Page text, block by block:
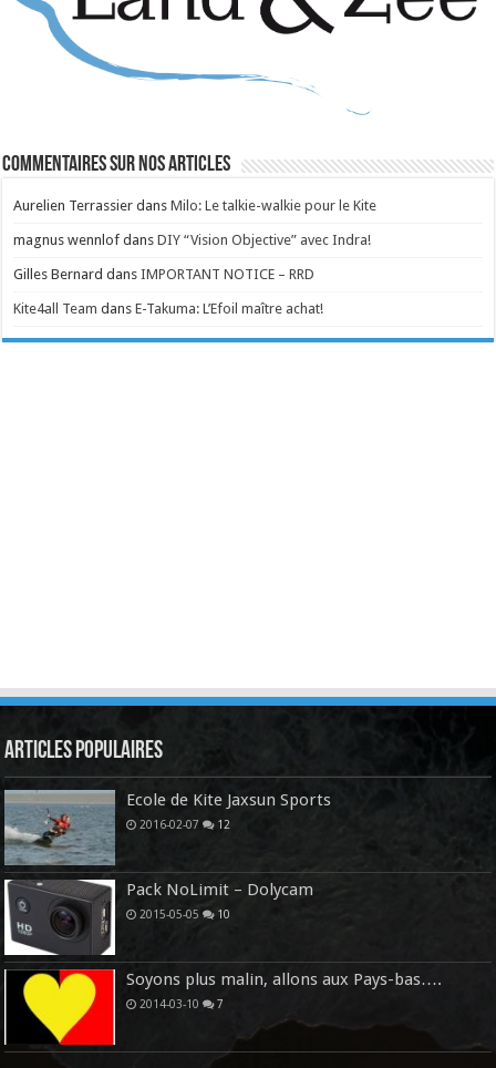
Commentaires sur nos articles
Aurelien Terrassier dansMilo: Le talkie-walkie pour le Kite
magnus wennlof dansDIY “Vision Objective” avec Indra!
Gilles Bernard dansIMPORTANT NOTICE – RRD
Kite4all Team dansE-Takuma: L’Efoil maître achat!
Articles Populaires
Ecole de Kite Jaxsun Sports
2016-02-07 12
Pack NoLimit – Dolycam
2015-05-05 10
Soyons plus malin, allons aux Pays-bas….
2014-03-10 7